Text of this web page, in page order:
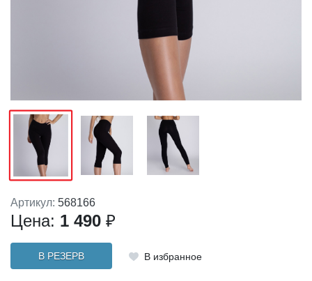
Артикул: 568166
Цена: 1 490 ₽
В РЕЗЕРВ В избранное